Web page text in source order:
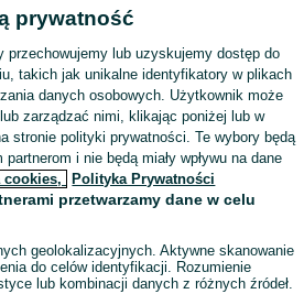
prywatność
przechowujemy lub uzyskujemy dostęp do
takich jak unikalne identyfikatory w plikach
danych osobowych. Użytkownik może
zarządzać nimi, klikając poniżej lub w
stronie polityki prywatności. Te wybory będą
i nie będą miały wpływu na dane
cookies, Polityka Prywatności
przetwarzamy dane w celu
geolokalizacyjnych. Aktywne skanowanie
do celów identyfikacji. Rozumienie
lub kombinacji danych z różnych źródeł.